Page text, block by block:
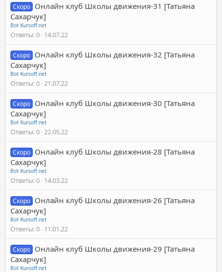
Скоро Онлайн клуб Школы движения-31 [Татьяна
Сахарчук]
Bot Kursoff.net
Ответы 0 14.07.22
Скоро Онлайн клуб Школы движения-32 [Татьяна
Сахарчук]
Bot Kursoff.net
Ответы 0 21.07.22
Скоро Онлайн клуб Школы движения-30 [Татьяна
Сахарчук]
Bot Kursoff.net
Ответы 0 22.05.22
Скоро Онлайн клуб Школы движения-28 [Татьяна
Сахарчук]
Bot Kursoff.net
Ответы 0 14.03.22
Скоро Онлайн клуб Школы движения-26 [Татьяна
Сахарчук]
Bot Kursoff.net
Ответы 0 11.01.22
Скоро Онлайн клуб Школы движения-29 [Татьяна
Сахарчук]
Bot Kursoff.net